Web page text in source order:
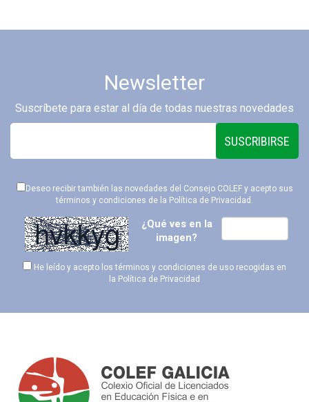
Newsletter
Suscríbete para estar al día de todas nuestras novedades
SUSCRIBIRSE
Deseo recibir también las novedades del Consejo COLEF y acepto sus
términos y condiciones de la Política de Privacidad .
¿Qué ves en la
imagen?
He leído y acepto los términos y condiciones de uso recogidas en
la Política de Privacidad